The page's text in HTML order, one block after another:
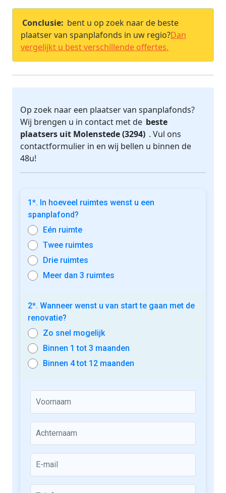
Conclusie: bent u op zoek naar de beste
plaatser van spanplafonds in uw regio?Dan
vergelijkt u best verschillende offertes.
Op zoek naar een plaatser van spanplafonds?
Wij brengen u in contact met de beste
plaatsers uit Molenstede (3294) . Vul ons
contactformulier in en wij bellen u binnen de
48u!
1*. In hoeveel ruimtes wenst u een
spanplafond?
Eén ruimte
Twee ruimtes
Drie ruimtes
Meer dan 3 ruimtes
2*. Wanneer wenst u van start te gaan met de
renovatie?
Zo snel mogelijk
Binnen 1 tot 3 maanden
Binnen 4 tot 12 maanden